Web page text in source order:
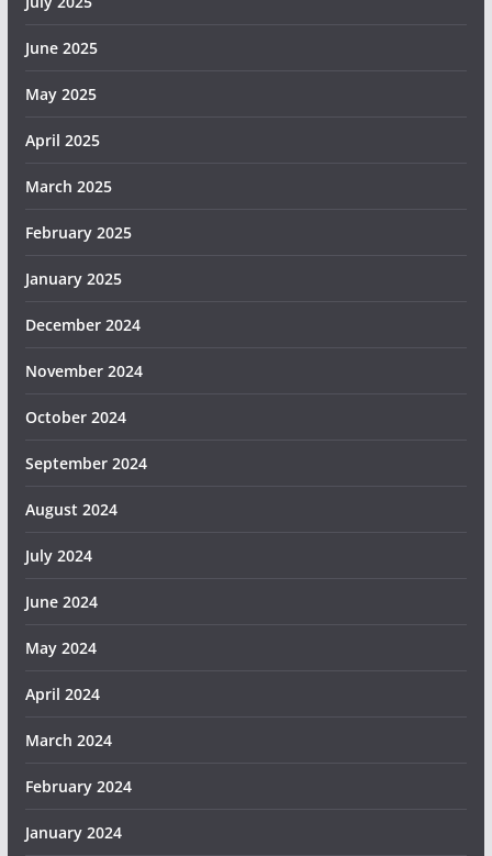
June 2025
May 2025
April 2025
March 2025
February 2025
January 2025
December 2024
November 2024
October 2024
September 2024
August 2024
July 2024
June 2024
May 2024
April 2024
March 2024
February 2024
January 2024